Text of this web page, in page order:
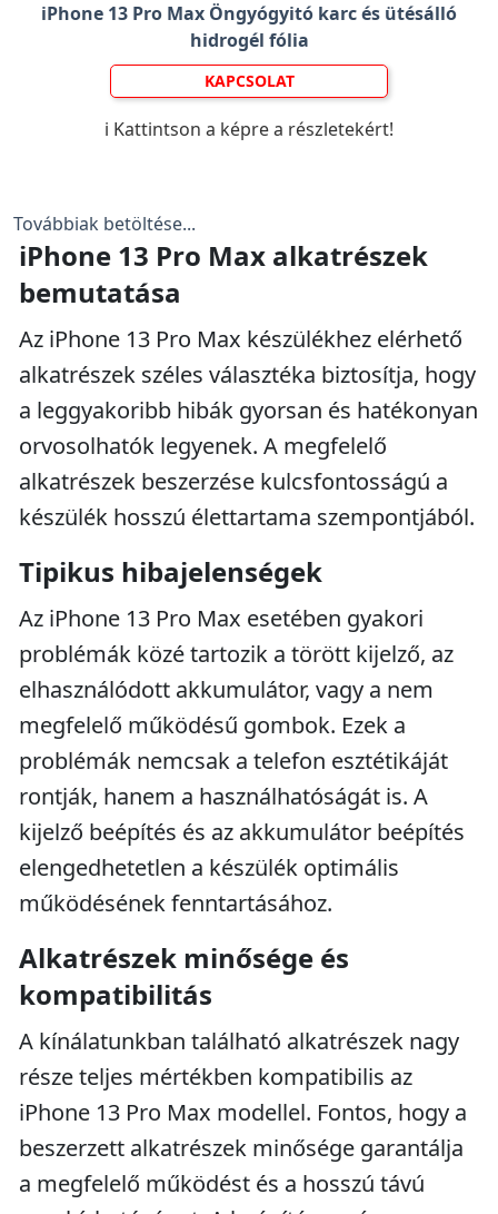
iPhone 13 Pro Max Öngyógyitó karc és ütésálló
hidrogél fólia
KAPCSOLAT
ℹ️ Kattintson a képre a részletekért!
Továbbiak betöltése...
iPhone 13 Pro Max alkatrészek
bemutatása
Az iPhone 13 Pro Max készülékhez elérhető
alkatrészek széles választéka biztosítja, hogy
a leggyakoribb hibák gyorsan és hatékonyan
orvosolhatók legyenek. A megfelelő
alkatrészek beszerzése kulcsfontosságú a
készülék hosszú élettartama szempontjából.
Tipikus hibajelenségek
Az iPhone 13 Pro Max esetében gyakori
problémák közé tartozik a törött kijelző, az
elhasználódott akkumulátor, vagy a nem
megfelelő működésű gombok. Ezek a
problémák nemcsak a telefon esztétikáját
rontják, hanem a használhatóságát is. A
kijelző beépítés és az akkumulátor beépítés
elengedhetetlen a készülék optimális
működésének fenntartásához.
Alkatrészek minősége és
kompatibilitás
A kínálatunkban található alkatrészek nagy
része teljes mértékben kompatibilis az
iPhone 13 Pro Max modellel. Fontos, hogy a
beszerzett alkatrészek minősége garantálja
a megfelelő működést és a hosszú távú